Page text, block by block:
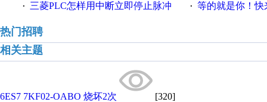
· 三菱PLC怎样用中断立即停止脉冲 · 等的就是你！快来
热门招聘
相关主题
6ES7 7KF02-OABO 烧坏2次 [320]